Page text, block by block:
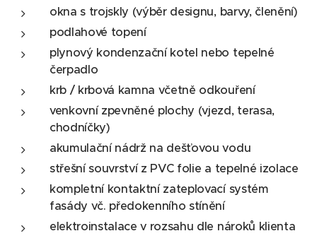
okna s trojskly (výběr designu, barvy, členění)
podlahové topení
plynový kondenzační kotel nebo tepelné
čerpadlo
krb / krbová kamna včetně odkouření
venkovní zpevněné plochy (vjezd, terasa,
chodníčky)
akumulační nádrž na dešťovou vodu
střešní souvrství z PVC folie a tepelné izolace
kompletní kontaktní zateplovací systém
fasády vč. předokenního stínění
elektroinstalace v rozsahu dle nároků klienta